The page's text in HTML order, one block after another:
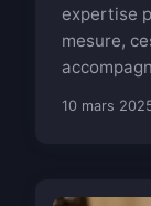
expertise
mesure,
10 mars